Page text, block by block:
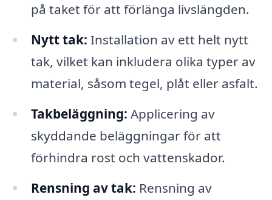
på taket för att förlänga livslängden.
Nytt tak: Installation av ett helt nytt
tak, vilket kan inkludera olika typer av
material, såsom tegel, plåt eller asfalt.
Takbeläggning: Applicering av
skyddande beläggningar för att
förhindra rost och vattenskador.
Rensning av tak: Rensning av